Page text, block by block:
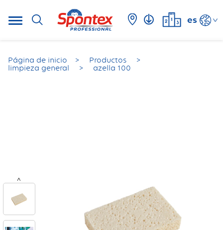
es
Página de inicio
Productos
limpieza general
azella 100
<